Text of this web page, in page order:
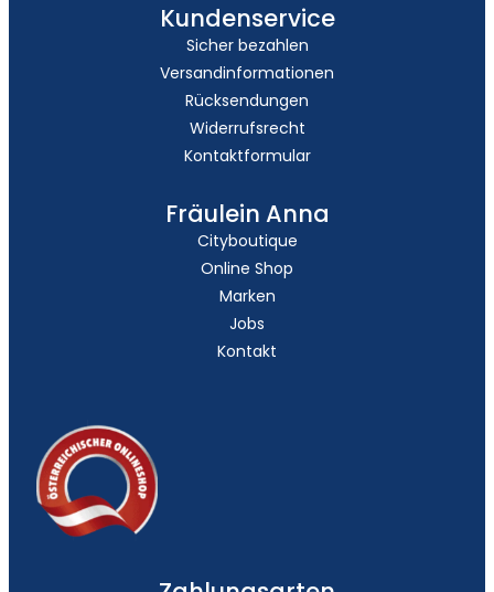
Kundenservice
Sicher bezahlen
Versandinformationen
Rücksendungen
Widerrufsrecht
Kontaktformular
Fräulein Anna
Cityboutique
Online Shop
Marken
Jobs
Kontakt